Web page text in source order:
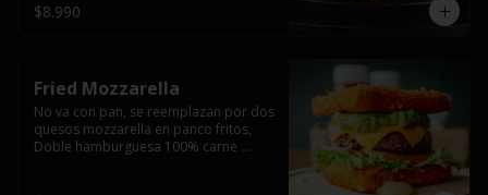
$8.990
Fried Mozzarella
No va con pan, se reemplazan por dos
quesos mozzarella en panco fritos,
Doble hamburguesa 100% carne